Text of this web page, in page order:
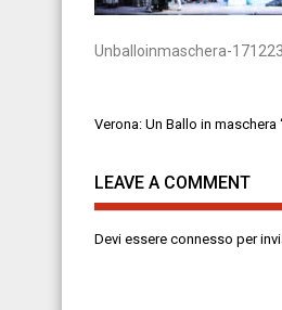
Unballoinmaschera-171223
Navigazione
Verona: Un Ballo in
LEAVE A COMMENT
Devi essere connesso per